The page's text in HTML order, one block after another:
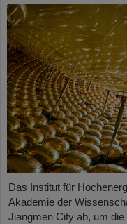
Das Institut für
Akademie der
Jiangmen City ab, um